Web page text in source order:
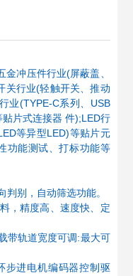
冲压件行业(屏蔽盖、
关行业(轻触开关、推动
业(TYPE-C系列、USB
片式连接器 件);LED行
等异型LED)等贴片元
功能测试、打标功能等
别，自动筛选功能。
，精度高、速度快、定
带轨道宽度可调:最大可
步进电机编码器控制驱